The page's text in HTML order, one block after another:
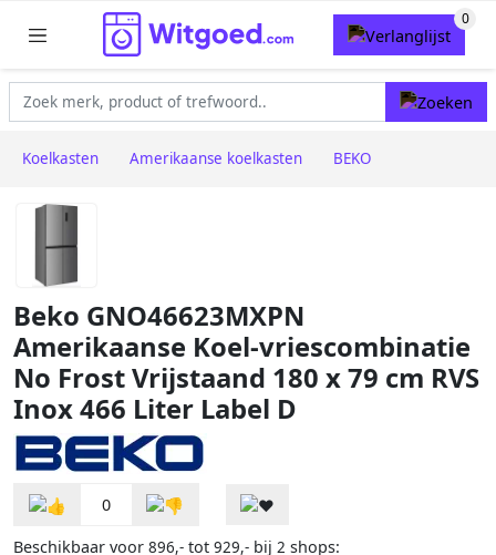
Koelkasten Amerikaanse koelkasten BEKO
Beko GNO46623MXPN
Amerikaanse Koel-vriescombinatie
No Frost Vrijstaand 180 x 79 cm RVS
Inox 466 Liter Label D
0
Beschikbaar voor 896,- tot 929,- bij 2 shops: